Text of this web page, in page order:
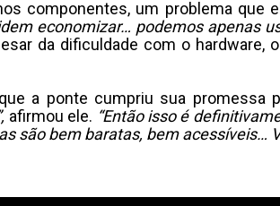
componentes, um problema que
economizar… podemos apenas
da dificuldade com o hardware,
a ponte cumpriu sua promessa
afirmou ele. “Então isso é
são bem baratas, bem acessíveis…